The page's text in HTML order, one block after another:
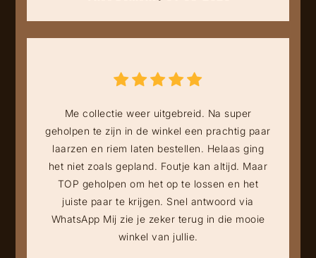
Me collectie weer uitgebreid. Na super
geholpen te zijn in de winkel een prachtig paar
laarzen en riem laten bestellen. Helaas ging
het niet zoals gepland. Foutje kan altijd. Maar
TOP geholpen om het op te lossen en het
juiste paar te krijgen. Snel antwoord via
WhatsApp Mij zie je zeker terug in die mooie
winkel van jullie.